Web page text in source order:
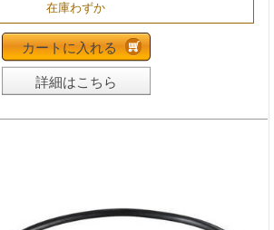
在庫わずか
カートに入れる
詳細はこちら